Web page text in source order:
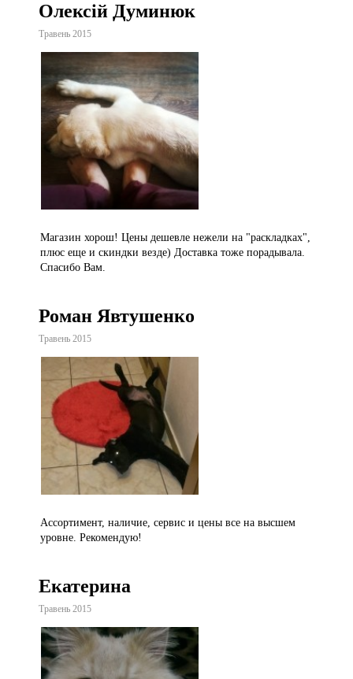
Олексій Думинюк
Травень 2015
Магазин хорош! Цены дешевле нежели на "раскладках",
плюс еще и скиндки везде) Доставка тоже порадывала.
Спасибо Вам.
Роман Явтушенко
Травень 2015
Ассортимент, наличие, сервис и цены все на высшем
уровне. Рекомендую!
Екатерина
Травень 2015